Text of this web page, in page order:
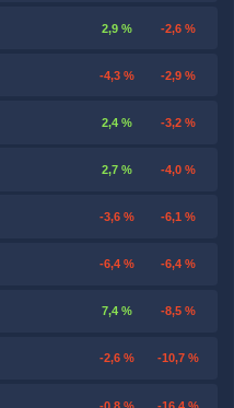
2,9 % -2,6 %
-4,3 % -2,9 %
2,4 % -3,2 %
2,7 % -4,0 %
-3,6 % -6,1 %
-6,4 % -6,4 %
7,4 % -8,5 %
-2,6 % -10,7 %
-0,8 % -16,4 %